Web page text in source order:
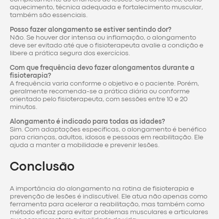
aquecimento, técnica adequada e fortalecimento muscular,
também são essenciais.
Posso fazer alongamento se estiver sentindo dor?
Não. Se houver dor intensa ou inflamação, o alongamento
deve ser evitado até que o fisioterapeuta avalie a condição e
libere a prática segura dos exercícios.
Com que frequência devo fazer alongamentos durante a
fisioterapia?
A frequência varia conforme o objetivo e o paciente. Porém,
geralmente recomenda-se a prática diária ou conforme
orientado pelo fisioterapeuta, com sessões entre 10 e 20
minutos.
Alongamento é indicado para todas as idades?
Sim. Com adaptações específicas, o alongamento é benéfico
para crianças, adultos, idosos e pessoas em reabilitação. Ele
ajuda a manter a mobilidade e prevenir lesões.
Conclusão
A importância do alongamento na rotina de fisioterapia e
prevenção de lesões é indiscutível. Ele atua não apenas como
ferramenta para acelerar a reabilitação, mas também como
método eficaz para evitar problemas musculares e articulares